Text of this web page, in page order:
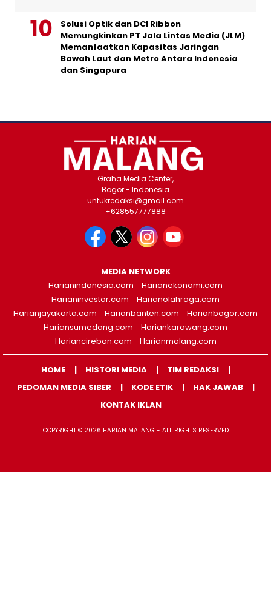
Solusi Optik dan DCI Ribbon
Memungkinkan PT Jala Lintas Media (JLM)
Memanfaatkan Kapasitas Jaringan
Bawah Laut dan Metro Antara Indonesia
dan Singapura
Graha Media Center,
Bogor - Indonesia
untukredaksi@gmail.com
+628557777888
MEDIA NETWORK
Harianindonesia.com
Harianekonomi.com
Harianinvestor.com
Harianolahraga.com
Harianjayakarta.com
Harianbanten.com
Harianbogor.com
Hariansumedang.com
Hariankarawang.com
Hariancirebon.com
Harianmalang.com
HOME HISTORI MEDIA
TIM REDAKSI
PEDOMAN MEDIA SIBER
KODE ETIK
HAK JAWAB
KONTAK IKLAN
COPYRIGHT © 2026 HARIAN MALANG - ALL RIGHTS RESERVED